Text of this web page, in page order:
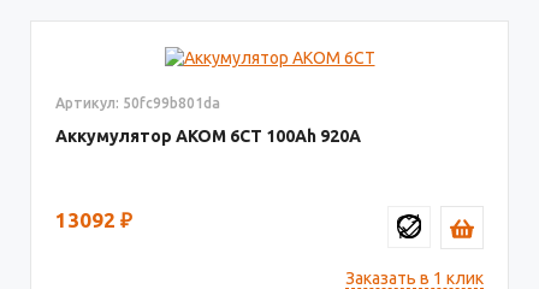
Артикул: 50fc99b801da
Аккумулятор AKOM 6СТ 100 920
13092 ₽
Заказать в 1 клик